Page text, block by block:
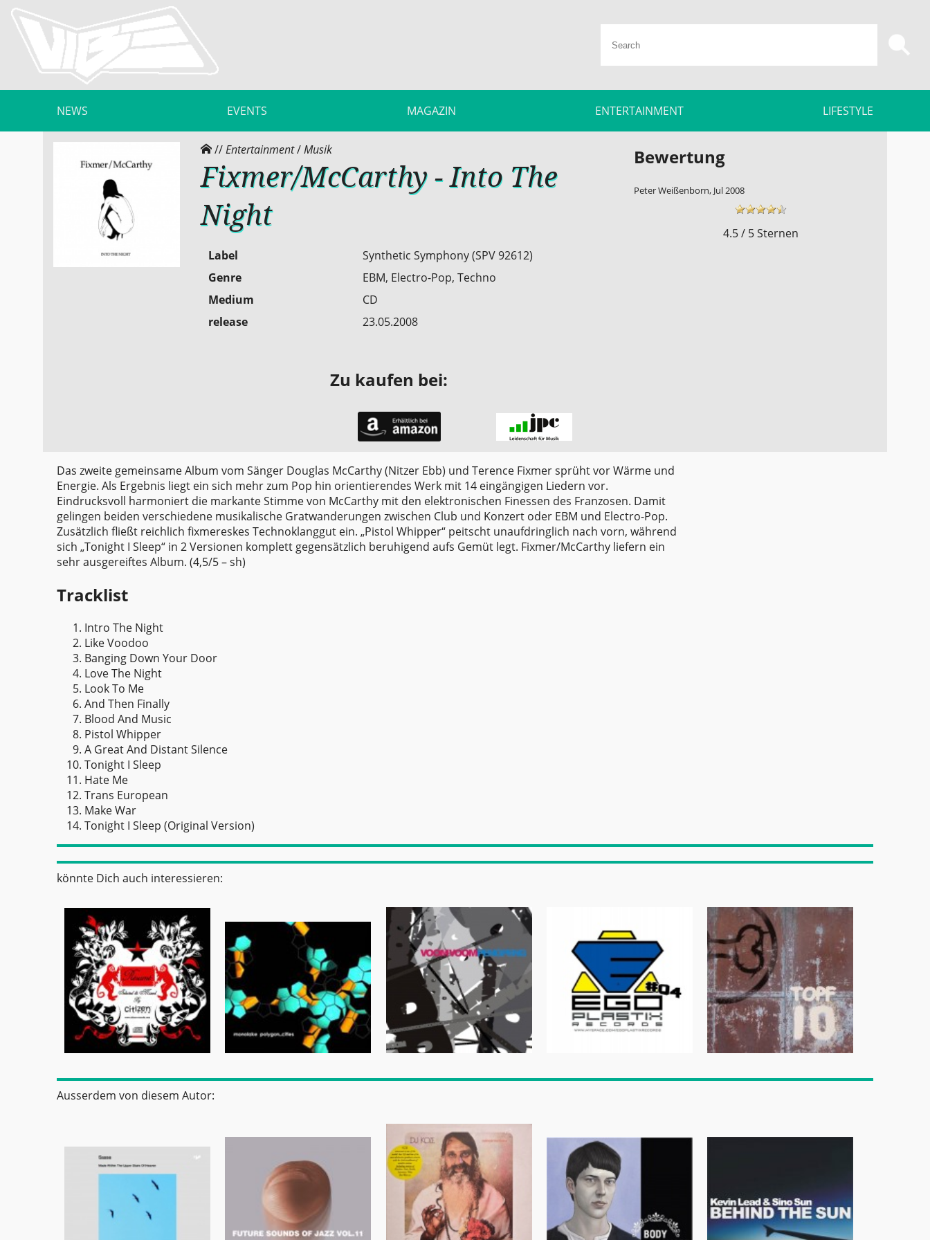
NEWS EVENTS MAGAZIN ENTERTAINMENT LIFESTYLE
//Entertainment/Musik
Fixmer/McCarthy - Into The
Night
Label
Synthetic Symphony (SPV 92612)
Genre
EBM, Electro-Pop, Techno
Medium
CD
release
23.05.2008
Bewertung
Peter Weißenborn, Jul 2008
4.5 / 5 Sternen
Zu kaufen bei:
Das zweite gemeinsame Album vom Sänger Douglas McCarthy (Nitzer Ebb) und Terence Fixmer sprüht vor Wärme und
Energie. Als Ergebnis liegt ein sich mehr zum Pop hin orientierendes Werk mit 14 eingängigen Liedern vor.
Eindrucksvoll harmoniert die markante Stimme von McCarthy mit den elektronischen Finessen des Franzosen. Damit
gelingen beiden verschiedene musikalische Gratwanderungen zwischen Club und Konzert oder EBM und Electro-Pop.
Zusätzlich fließt reichlich fixmereskes Technoklanggut ein. „Pistol Whipper“ peitscht unaufdringlich nach vorn, während
sich „Tonight I Sleep“ in 2 Versionen komplett gegensätzlich beruhigend aufs Gemüt legt. Fixmer/McCarthy liefern ein
sehr ausgereiftes Album. (4,5/5 – sh)
Tracklist
Intro The Night
Like Voodoo
Banging Down Your Door
Love The Night
Look To Me
And Then Finally
Blood And Music
Pistol Whipper
A Great And Distant Silence
Tonight I Sleep
Hate Me
Trans European
Make War
Tonight I Sleep (Original Version)
könnte Dich auch interessieren:
Ausserdem von diesem Autor: